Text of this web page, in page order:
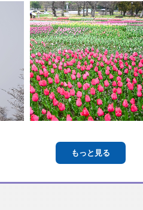
もっと見る